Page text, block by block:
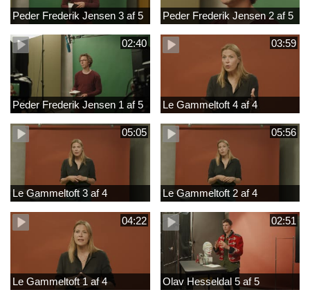
Peder Frederik Jensen 3 af 5 Peder Frederik Jensen 2 af 5
02:40
Peder Frederik Jensen 1 af 5
03:59
Le Gammeltoft 4 af 4
05:05
Le Gammeltoft 3 af 4
05:56
Le Gammeltoft 2 af 4
04:22
Le Gammeltoft 1 af 4
02:51
Olav Hesseldal 5 af 5